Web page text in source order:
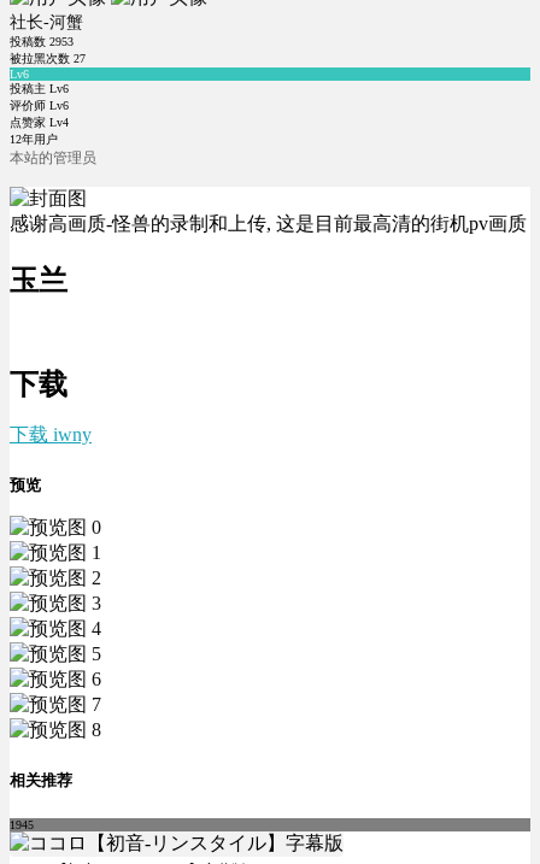
社长-河蟹
投稿数 2953
被拉黑次数 27
Lv6
投稿主 Lv6
评价师 Lv6
点赞家 Lv4
12年用户
本站的管理员
感谢高画质-怪兽的录制和上传, 这是目前最高清的街机pv画质
玉兰
下载
下载 iwny
预览
相关推荐
1945